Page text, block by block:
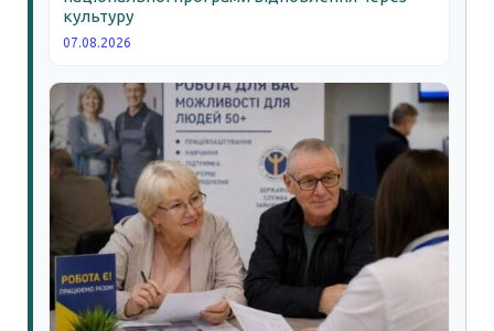
культуру
07.08.2026